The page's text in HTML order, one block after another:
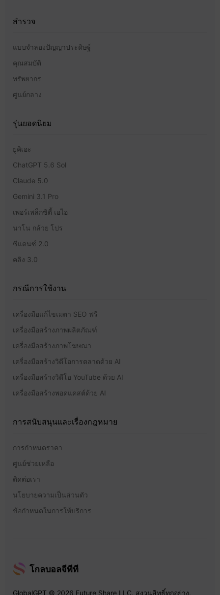
สำรวจ
แบบจำลองปัญญาประดิษฐ์
คุณสมบัติ
ทรัพยากร
ศูนย์กลาง
รุ่นยอดนิยม
ยูคิเอะ
ChatGPT 5.6 Sol
Claude 5.0
Gemini 3.1 Pro
เพอร์เพล็กซิตี้ เอไอ
นาโน กล้วย โปร
ซีแดนซ์ 2.0
คลิง 3.0
กรณีการใช้งาน
เครื่องมือแก้ไขเมตา SEO ฟรี
เครื่องมือสร้างภาพผลิตภัณฑ์
เครื่องมือสร้างภาพโฆษณา
เครื่องมือสร้างวิดีโอการตลาดด้วย AI
เครื่องมือสร้างวิดีโอ YouTube ด้วย AI
เครื่องมือสร้างพอดแคสต์ด้วย AI
การสนับสนุนและเรื่องกฎหมาย
การกำหนดราคา
ศูนย์ช่วยเหลือ
ติดต่อเรา
นโยบายความเป็นส่วนตัว
ข้อกำหนดในการให้บริการ
โกลบอลจีพีที
GlobalGPT © 2026 Future Share LLC. สงวนสิทธิ์ทุกอย่าง.